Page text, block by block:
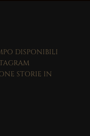
DISPONIBILI
STORIE IN